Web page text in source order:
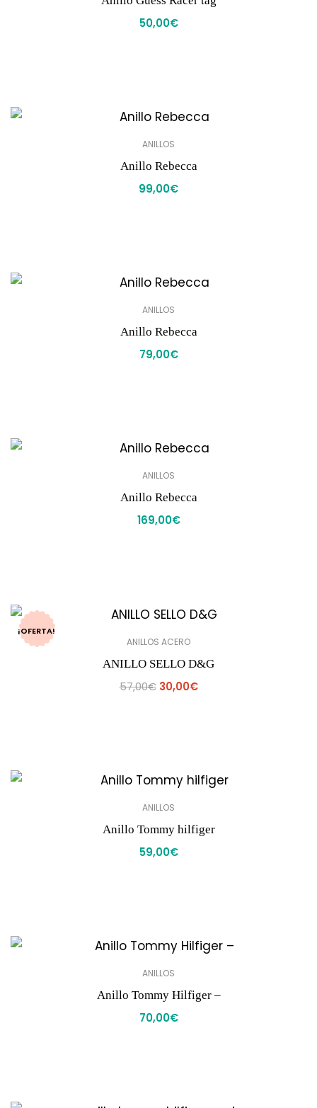
50,00€
ANILLOS
Anillo Rebecca
99,00€
ANILLOS
Anillo Rebecca
79,00€
ANILLOS
Anillo Rebecca
169,00€
¡OFERTA!
ANILLOS ACERO
ANILLO SELLO D&G
57,00€ 30,00€
ANILLOS
Anillo Tommy hilfiger
59,00€
ANILLOS
Anillo Tommy Hilfiger –
70,00€